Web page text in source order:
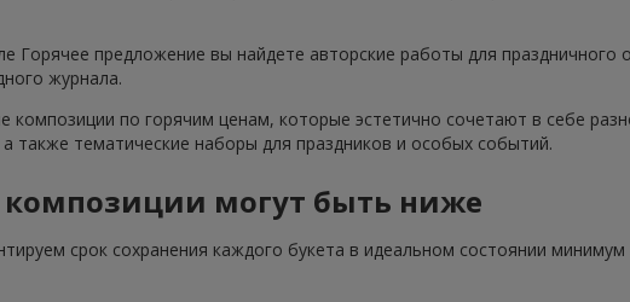
Горячее предложение вы найдете авторские работы для праздничного
журнала.
по горячим ценам, которые эстетично сочетают в себе
а также тематические наборы для праздников и особых событий.
могут быть ниже
срок сохранения каждого букета в идеальном состоянии